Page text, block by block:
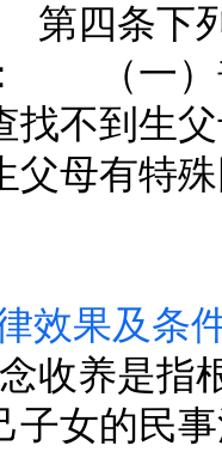
条下列
（一）
不到生父
母有特殊
效果及条
养是指
子女的民